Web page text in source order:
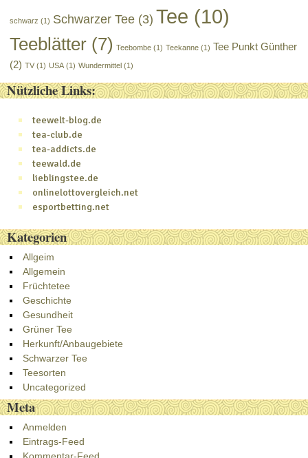
schwarz (1) Schwarzer Tee (3) Tee (10)
Teeblätter (7) Teebombe (1) Teekanne (1) Tee Punkt Günther
(2) TV (1) USA (1) Wundermittel (1)
Nützliche Links:
teewelt-blog.de
tea-club.de
tea-addicts.de
teewald.de
lieblingstee.de
onlinelottovergleich.net
esportbetting.net
Kategorien
Allgeim
Allgemein
Früchtetee
Geschichte
Gesundheit
Grüner Tee
Herkunft/Anbaugebiete
Schwarzer Tee
Teesorten
Uncategorized
Meta
Anmelden
Eintrags-Feed